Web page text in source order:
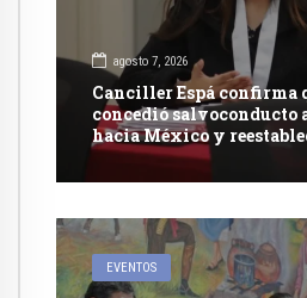
agosto 7, 2026
Canciller Espá confirma
concedió salvoconducto
hacia México y
con dicho país
EVENTOS